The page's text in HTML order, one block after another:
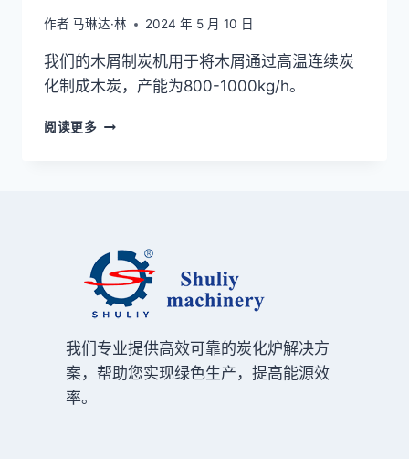
作者 马琳达·林 2024 年 5 月 10 日
我们的木屑制炭机用于将木屑通过高温连续炭
化制成木炭，产能为800-1000kg/h。
阅读更多
我们专业提供高效可靠的炭化炉解决方
案，帮助您实现绿色生产，提高能源效
率。